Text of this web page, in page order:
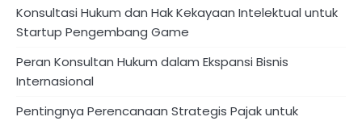
Konsultasi Hukum dan Hak Kekayaan Intelektual untuk
Startup Pengembang Game
Peran Konsultan Hukum dalam Ekspansi Bisnis
Internasional
Pentingnya Perencanaan Strategis Pajak untuk